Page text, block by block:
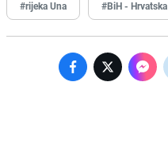
#rijeka Una #BiH - Hrvatska